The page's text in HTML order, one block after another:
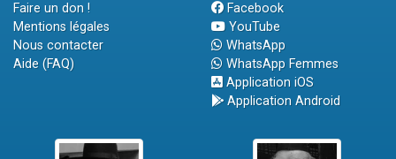
Faire un don !
Mentions légales
Nous contacter
Aide (FAQ)
Facebook
YouTube
WhatsApp
WhatsApp Femmes
Application iOS
Application Android